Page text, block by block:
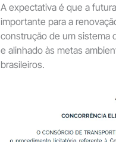
A expectativa é que a
importante para a
construção de um sistema
e alinhado às metas
brasileiros.